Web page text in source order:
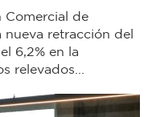
Comercial de
retracción del
6,2% en la
relevados...